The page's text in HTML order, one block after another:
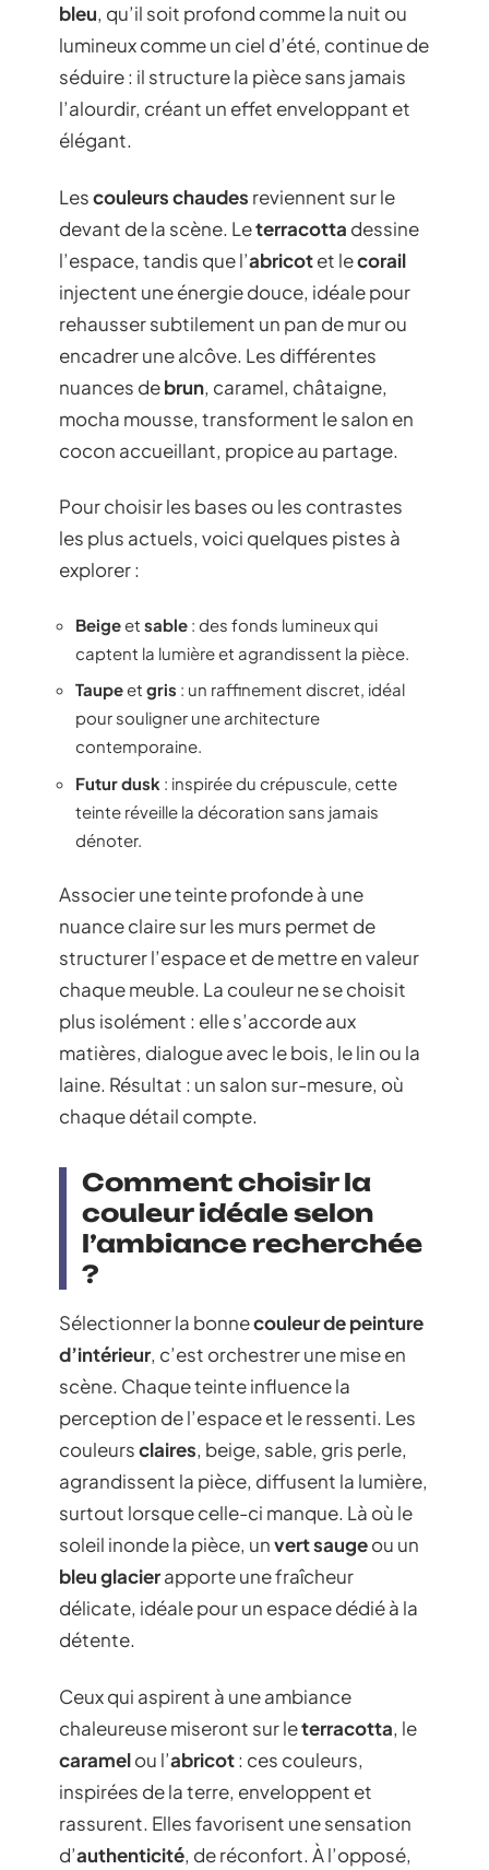
bleu, qu’il soit profond comme la nuit ou
lumineux comme un ciel d’été, continue de
séduire : il structure la pièce sans jamais
l’alourdir, créant un effet enveloppant et
élégant.
Lescouleurs chaudes reviennent sur le
devant de la scène. Leterracotta dessine
l’espace, tandis que l’abricotet lecorail
injectent une énergie douce, idéale pour
rehausser subtilement un pan de mur ou
encadrer une alcôve. Les différentes
nuances debrun, caramel, châtaigne,
mocha mousse, transforment le salon en
cocon accueillant, propice au partage.
Pour choisir les bases ou les contrastes
les plus actuels, voici quelques pistes à
explorer :
Beigeet sable : des fonds lumineux qui
captent la lumière et agrandissent la pièce.
Taupeet gris : un raffinement discret, idéal
pour souligner une architecture
contemporaine.
Futur dusk : inspirée du crépuscule, cette
teinte réveille la décoration sans jamais
dénoter.
Associer une teinte profonde à une
nuance claire sur les murs permet de
structurer l’espace et de mettre en valeur
chaque meuble. La couleur ne se choisit
plus isolément : elle s’accorde aux
matières, dialogue avec le bois, le lin ou la
laine. Résultat : un salon sur-mesure, où
chaque détail compte.
Comment choisir la
couleur idéale selon
l’ambiance recherchée
?
Sélectionner la bonnecouleur de peinture
d’intérieur, c’est orchestrer une mise en
scène. Chaque teinte influence la
perception de l’espace et le ressenti. Les
couleursclaires, beige, sable, gris perle,
agrandissent la pièce, diffusent la lumière,
surtout lorsque celle-ci manque. Là où le
soleil inonde la pièce, unvert saugeou un
bleu glacierapporte une fraîcheur
délicate, idéale pour un espace dédié à la
détente.
Ceux qui aspirent à une ambiance
chaleureuse miseront sur leterracotta, le
caramelou l’abricot: ces couleurs,
inspirées de la terre, enveloppent et
rassurent. Elles favorisent une sensation
d’authenticité, de réconfort. À l’opposé,